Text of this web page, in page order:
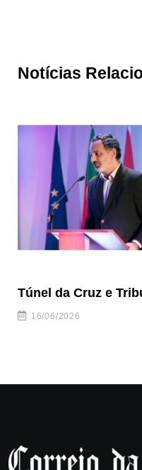
Notícias
Túnel da Cruz e
16/06/2026